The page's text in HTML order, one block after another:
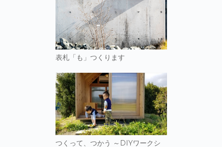
表札「も」つくります
つくって、つかう ～DIYワークシ